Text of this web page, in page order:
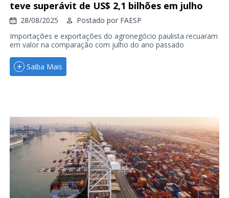
teve superávit de US$ 2,1 bilhões em julho
28/08/2025 Postado por FAESP
Importações e exportações do agronegócio paulista recuaram
em valor na comparação com julho do ano passado
Saiba Mais